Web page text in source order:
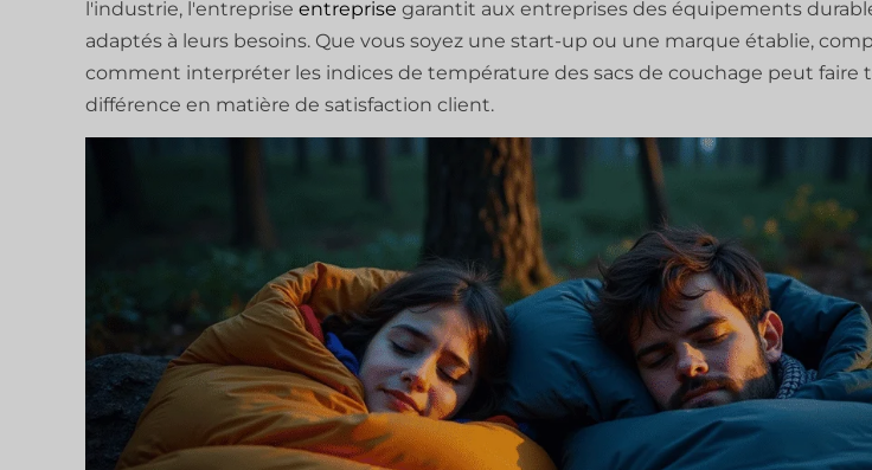
l'industrie, l'entreprise entreprise garantit aux entreprises des équipements
adaptés à leurs besoins. Que vous soyez une start-up ou une marque établie,
comment interpréter les indices de température des sacs de couchage peut faire
différence en matière de satisfaction client.